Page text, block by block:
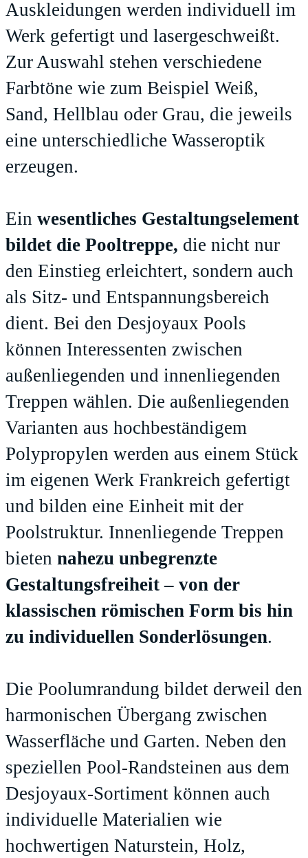
Auskleidungen werden individuell im
Werk gefertigt und lasergeschweißt.
Zur Auswahl stehen verschiedene
Farbtöne wie zum Beispiel Weiß,
Sand, Hellblau oder Grau, die jeweils
eine unterschiedliche Wasseroptik
erzeugen.
Ein wesentliches Gestaltungselement
bildet die Pooltreppe, die nicht nur
den Einstieg erleichtert, sondern auch
als Sitz- und Entspannungsbereich
dient. Bei den Desjoyaux Pools
können Interessenten zwischen
außenliegenden und innenliegenden
Treppen wählen. Die außenliegenden
Varianten aus hochbeständigem
Polypropylen werden aus einem Stück
im eigenen Werk Frankreich gefertigt
und bilden eine Einheit mit der
Poolstruktur. Innenliegende Treppen
bieten nahezu unbegrenzte
Gestaltungsfreiheit – von der
klassischen römischen Form bis hin
zu individuellen Sonderlösungen.
Die Poolumrandung bildet derweil den
harmonischen Übergang zwischen
Wasserfläche und Garten. Neben den
speziellen Pool-Randsteinen aus dem
Desjoyaux-Sortiment können auch
individuelle Materialien wie
hochwertigen Naturstein, Holz,